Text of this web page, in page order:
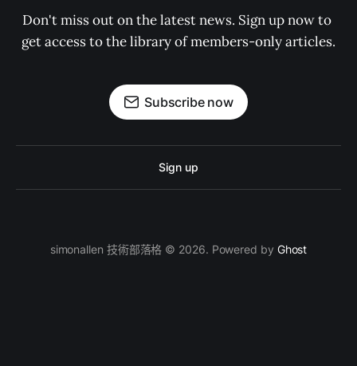
Don't miss out on the latest news. Sign up now to
get access to the library of members-only articles.
Subscribe now
Sign up
simonallen 技術部落格 © 2026. Powered by Ghost